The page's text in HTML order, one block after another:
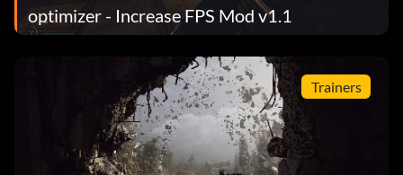
optimizer - Increase FPS Mod v1.1
Trainers